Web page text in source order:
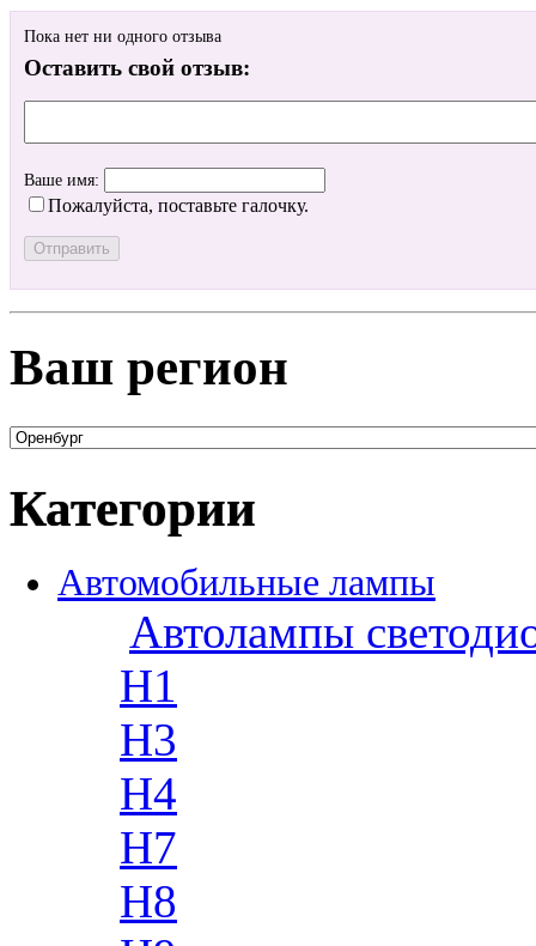
Пока нет ни одного отзыва
Оставить свой отзыв:
Ваше имя:
Пожалуйста, поставьте галочку.
Ваш регион
Категории
Автомобильные лампы
Автолампы
H1
H3
H4
H7
H8